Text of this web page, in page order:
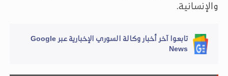
والإنسانية.
تابعوا آخر أخبار وكالة السوري الإخبارية عبر Google
News